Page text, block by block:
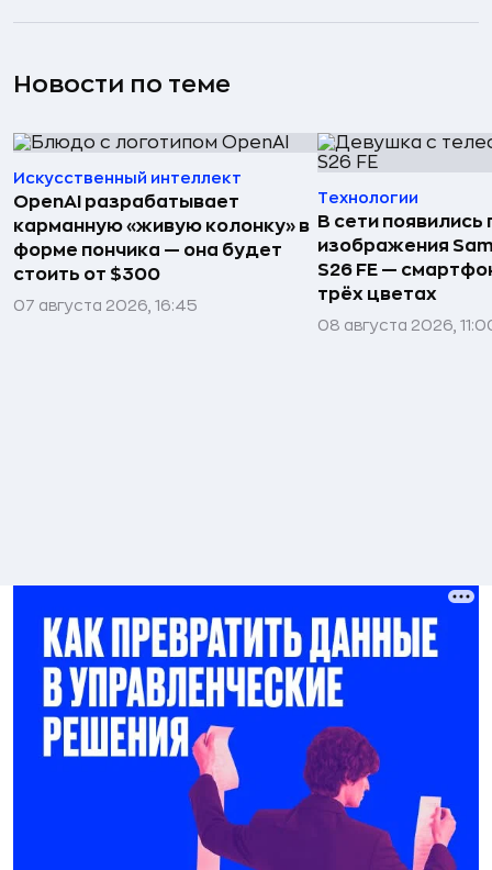
Новости по теме
Искусственный интеллект
OpenAI разрабатывает
карманную «живую колонку» в
форме пончика — она будет
стоить от $300
07 августа 2026, 16:45
Технологии
В сети появились
изображения
S26 FE —
трёх цветах
08 августа 2026,